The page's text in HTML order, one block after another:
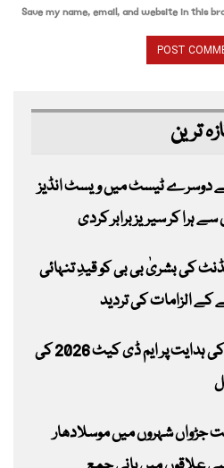
Save my name, email, and website in this
ترین
دوسرے ٹیسٹ میں ویسٹ انڈیز
کی بشریٰ بی بی کو قیدِ تنہائی
کے الزامات کی تردید
وزیراعظم کی ہدایت پر ایم ڈی کیٹ 2026 کی
جڑواں شہروں میں موسلادھار